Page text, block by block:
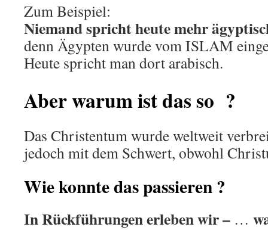
Zum Beispiel:
Niemand spricht heute mehr
denn Ägypten wurde vom ISLAM
Heute spricht man dort arabisch.
Aber warum ist das so ?
Das Christentum wurde weltweit
jedoch mit dem Schwert, obwohl
Wie konnte das passieren ?
In Rückführungen erleben wir – …